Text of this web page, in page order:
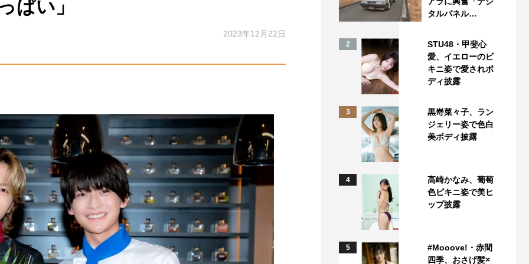
ぱい」
2023年12月22日
タルパネル…
2
STU48・甲斐心
愛、イエローのビ
キニ姿で愛されボ
ディ披露
3
黒嵜菜々子、ラン
ジェリー姿で色白
美ボディ披露
4
高崎かなみ、葡萄
色ビキニ姿で美ヒ
ップ披露
5
#Mooove!・赤間
四季、おさげ髪×